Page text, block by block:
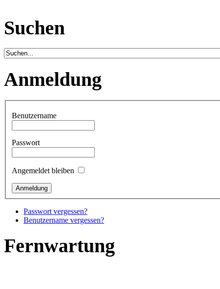
Suchen
Anmeldung
Benutzername
Passwort
Angemeldet bleiben
Passwort vergessen?
Benutzername vergessen?
Fernwartung